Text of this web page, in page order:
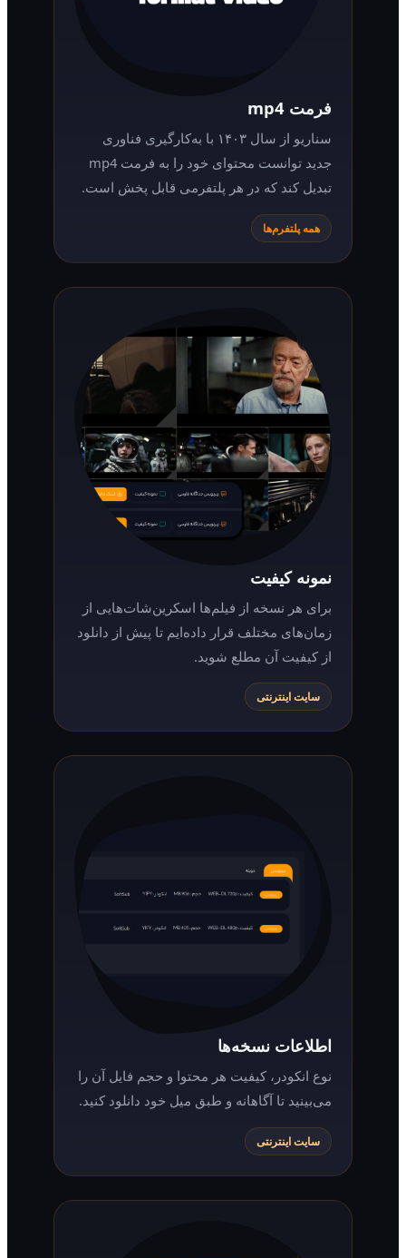
سناریو از سال ۱۴۰۳ با به‌کارگیری فناوری
جدید توانست محتوای خود را به فرمت mp4
تبدیل کند که در هر پلتفرمی قابل پخش است.
همه پلتفرم‌ها
نمونه کیفیت
برای هر نسخه از فیلم‌ها اسکرین‌شات‌هایی از
زمان‌های مختلف قرار داده‌ایم تا پیش از دانلود
از کیفیت آن مطلع شوید.
سایت اینترنتی
اطلاعات نسخه‌ها
نوع انکودر، کیفیت هر محتوا و حجم فایل آن را
می‌بینید تا آگاهانه و طبق میل خود دانلود کنید.
سایت اینترنتی